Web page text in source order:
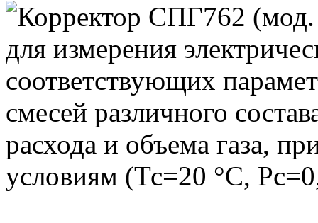
Корректор СПГ762 (мод.
для измерения
соответствующих
смесей различного
расхода и объема газа,
условиям (Тс=20 °С,